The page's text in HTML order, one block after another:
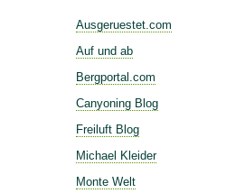
Ausgeruestet.com
Auf und ab
Bergportal.com
Canyoning Blog
Freiluft Blog
Michael Kleider
Monte Welt